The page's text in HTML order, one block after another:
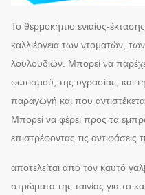
Το θερμοκήπιο ενιαίος-
καλλιέργεια των ντοματών,
λουλουδιών. Μπορεί να
φωτισμού, της υγρασίας, και
παραγωγή και που
Μπορεί να φέρει προς τα
επιστρέφοντας τις
αποτελείται από τον καυτό
στρώματα της ταινίας για το